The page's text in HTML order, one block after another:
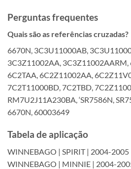
Perguntas frequentes
Quais são as referências cruzadas?
6670N, 3C3U11000AB,
3C3Z11002AA, 3C3Z11002AARM,
6C2TAA, 6C2Z11002AA,
7C2T11000BD, 7C2TBD,
RM7U2J11A230BA, ‘SR7586N,
6670N, 60003649
Tabela de aplicação
WINNEBAGO | SPIRIT | 2004-2005 |
WINNEBAGO | MINNIE | 2004-